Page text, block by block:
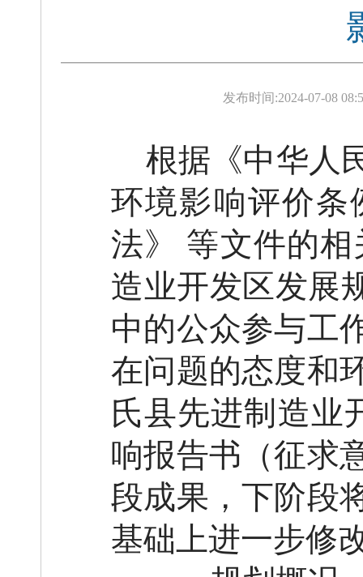
发布时间:2024-07-08
根据《中华人
环境影响评价条
法》
等文件的相
造业开发区发展
中的公众参与工
在问题的态度和
氏县先进制造业
响报告书（征求
段成果，下阶段
基础上进一步修